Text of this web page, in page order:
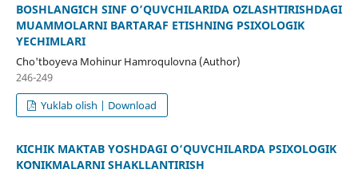
BOSHLANGʻICH SINF O’QUVCHILARIDA OʻZLASHTIRISHDAGI
MUAMMOLARNI BARTARAF ETISHNING PSIXOLOGIK
YECHIMLARI
Cho'tboyeva Mohinur Hamroqulovna (Author)
246-249
Yuklab olish | Download
KICHIK MAKTAB YOSHDAGI O‘QUVCHILARDA PSIXOLOGIK
KOʻNIKMALARNI SHAKLLANTIRISH